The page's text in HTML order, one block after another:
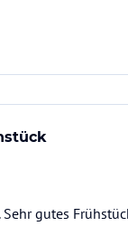
gutes